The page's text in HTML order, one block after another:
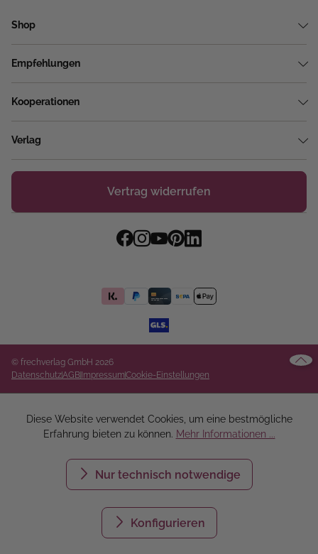
Shop
Empfehlungen
Kooperationen
Verlag
Vertrag widerrufen
© frechverlag GmbH 2026
DatenschutzAGB ImpressumCookie-Einstellungen
Diese Website verwendet Cookies, um eine bestmögliche
Erfahrung bieten zu können. Mehr Informationen ...
Nur technisch notwendige
Konfigurieren